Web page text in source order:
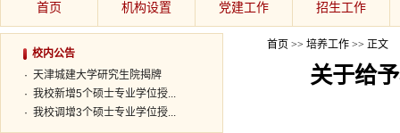
首页 机构设置 党建工作 招生工作
首页 >> 培养工作 >> 正文
关于给
校内公告
· 天津城建大学研究生院揭牌
· 我校新增5个硕士专业学位授...
· 我校调增3个硕士专业学位授...